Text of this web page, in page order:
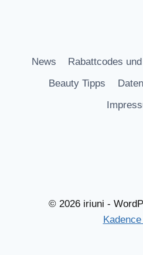
News Rabattcodes
Beauty Tipps
© 2026 iriuni -